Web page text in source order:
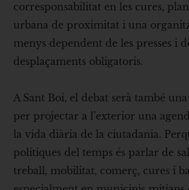
corresponsabilitat en les cures,
urbana de proximitat i una
menys dependent de les presses i
desplaçaments obligatoris.
A Sant Boi, el debat serà també
per projectar a l’exterior una
la vida diària de la ciutadania.
polítiques del temps és parlar de
treball, mobilitat, comerç, cures i